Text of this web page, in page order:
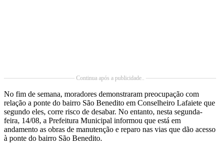
Continua após a publicidade..
No fim de semana, moradores demonstraram preocupação com
relação a ponte do bairro São Benedito em Conselheiro Lafaiete que
segundo eles, corre risco de desabar. No entanto, nesta segunda-
feira, 14/08, a Prefeitura Municipal informou que está em
andamento as obras de manutenção e reparo nas vias que dão acesso
à ponte do bairro São Benedito.